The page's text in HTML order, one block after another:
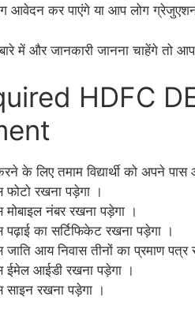
आवेदन कर पाएंगे या आप लोग
में और जानकारी जानना चाहेंगे तो
HDFC
के लिए तमाम विद्यार्थी को अपने पास
फोटो रखना पड़ेगा ।
नंबर रखना पड़ेगा ।
का सर्टिफिकेट रखना पड़ेगा ।
जाति आय निवास तीनों का प्रमाण पत्र
ईमेल आईडी रखना पड़ेगा ।
साइन रखना पड़ेगा ।